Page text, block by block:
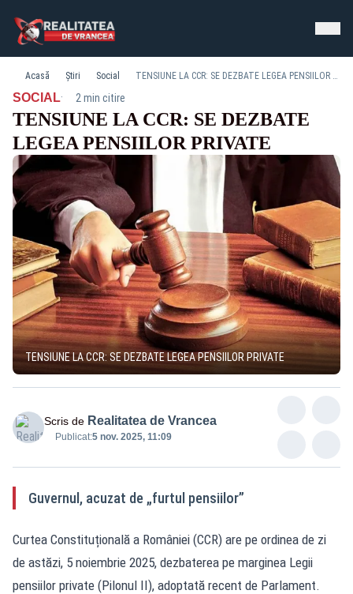
Acasă Știri Social TENSIUNE LA CCR: SE DEZBATE LEGEA PENSIILOR PRIVATE
SOCIAL· 2 min citire
TENSIUNE LA CCR: SE DEZBATE
LEGEA PENSIILOR PRIVATE
TENSIUNE LA CCR: SE DEZBATE LEGEA PENSIILOR PRIVATE
Scris de Realitatea de Vrancea
Publicat:5 nov. 2025, 11:09
Guvernul, acuzat de „furtul pensiilor”
Curtea Constituțională a României (CCR) are pe ordinea de zi
de astăzi, 5 noiembrie 2025, dezbaterea pe marginea Legii
pensiilor private (Pilonul II), adoptată recent de Parlament.